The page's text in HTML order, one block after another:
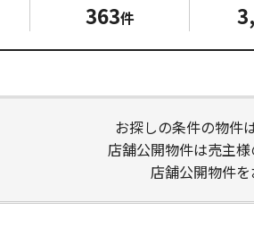
363件
お探しの条件の物件
店舗公開物件は売主
店舗公開物件